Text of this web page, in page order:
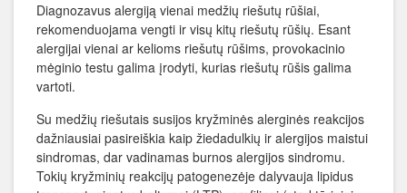
Diagnozavus alergiją vienai medžių riešutų rūšiai,
rekomenduojama vengti ir visų kitų riešutų rūšių. Esant
alergijai vienai ar kelioms riešutų rūšims, provokacinio
mėginio testu galima įrodyti, kurias riešutų rūšis galima
vartoti.
Su medžių riešutais susijos kryžminės alerginės reakcijos
dažniausiai pasireiškia kaip žiedadulkių ir alergijos maistui
sindromas, dar vadinamas burnos alergijos sindromu.
Tokių kryžminių reakcijų patogenezėje dalyvauja lipidus